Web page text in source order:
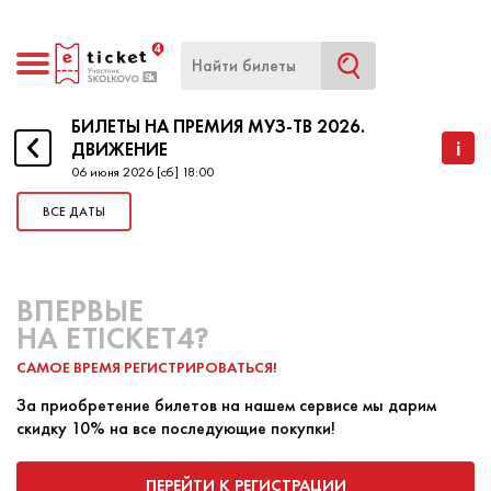
БИЛЕТЫ НА ПРЕМИЯ МУЗ-ТВ 2026. ДВИЖЕНИЕ
НАЧАЛО
XXI Церемония награждения в области популярной
музыки
«Премия МУЗ-ТВ 2026. Движение»
ПОКУПКА БИЛЕТА ПРОДАЖА БИЛЕТА
БИЛЕТЫ НА ПРЕМИЯ МУЗ-ТВ 2026.
ДВИЖЕНИЕ
06 июня 2026 [сб] 18:00
i
ВСЕ ДАТЫ
ВПЕРВЫЕ
НА ETICKET4?
САМОЕ ВРЕМЯ РЕГИСТРИРОВАТЬСЯ!
За приобретение билетов на нашем сервисе мы дарим
скидку 10% на все последующие покупки!
ПЕРЕЙТИ К РЕГИСТРАЦИИ